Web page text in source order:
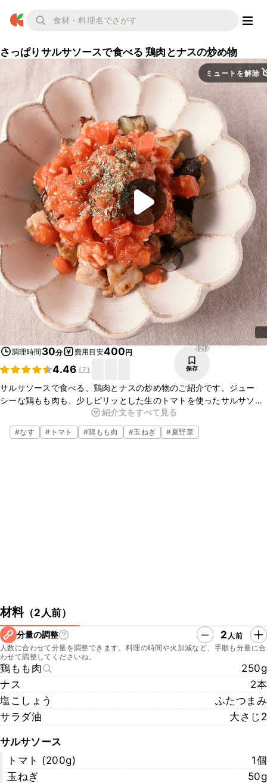
さっぱりサルサソースで食べる 鶏肉とナスの炒め物
ミュートを解除
調理時間 30分 費用目安400円
4.46 (7)
1218
保存
サルサソースで食べる、鶏肉とナスの炒め物のご紹介です。ジュー
シーな鶏もも肉も、少しピリッとした生のトマトを使ったサルサソー
スと一緒に食べるとさっぱり召し上がっていただけますよ。ぜひ試し
てみてくださいね。
紹介文をすべて見る
#なす # トマト #鶏もも肉 #玉ねぎ #夏野菜
材料（2人前）
分量の調整 2 人前
人数に合わせて分量を調整できます。料理の時間や火加減など、手順も分量に合
わせて調整してくださいね。
鶏もも肉
250g
ナス
2本
塩こしょう
ふたつまみ
サラダ油
大さじ2
サルサソース
トマト (200g)
1個
玉ねぎ
50g